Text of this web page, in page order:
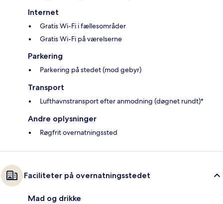
Internet
Gratis Wi-Fi i fællesområder
Gratis Wi-Fi på værelserne
Parkering
Parkering på stedet (mod gebyr)
Transport
Lufthavnstransport efter anmodning (døgnet rundt)*
Andre oplysninger
Røgfrit overnatningssted
Faciliteter på overnatningsstedet
Mad og drikke